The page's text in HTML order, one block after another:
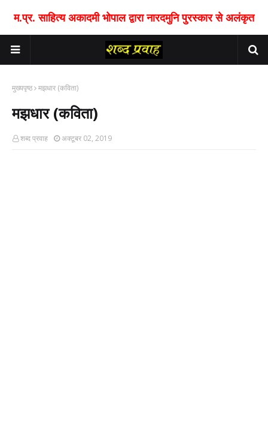
म.प्र. साहित्य अकादमी भोपाल द्वारा नारदमुनि पुरस्कार से अलंकृत
मुख्यपृष्ठ मझधार (कविता)
मझधार (कविता)
शब्द प्रवाह अक्टूबर 02, 2019